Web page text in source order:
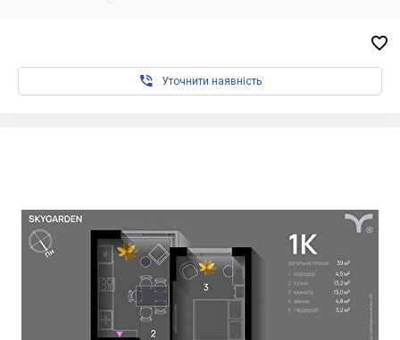

 Уточнити наявність